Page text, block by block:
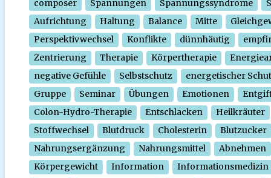
composer Spannungen Spannungssyndrome
Aufrichtung
Haltung Balance Mitte
Perspektivwechsel
Konflikte dünnhäutig
Zentrierung
Therapie Körpertherapie
negative Gefühle
Selbstschutz
energetischer
Gruppe
Seminar Übungen Emotionen
Colon-Hydro-Therapie
Entschlacken
Heilkräuter
Stoffwechsel
Blutdruck Cholesterin
Blutzucker
Nahrungsergänzung
Nahrungsmittel
Abnehmen
Körpergewicht
Information
Informationsmedizin